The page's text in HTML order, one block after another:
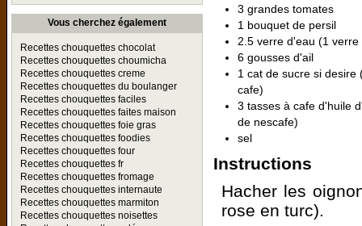
Vous cherchez également
Recettes chouquettes chocolat
Recettes chouquettes choumicha
Recettes chouquettes creme
Recettes chouquettes du boulanger
Recettes chouquettes faciles
Recettes chouquettes faites maison
Recettes chouquettes foie gras
Recettes chouquettes foodies
Recettes chouquettes four
Recettes chouquettes fr
Recettes chouquettes fromage
Recettes chouquettes internaute
Recettes chouquettes marmiton
Recettes chouquettes noisettes
3 grandes tomates
1 bouquet de persil
2.5 verre d'eau (1 verre
6 gousses d'ail
1 cat de sucre si desire
cafe)
3 tasses à cafe d'huile
de nescafe)
sel
Instructions
Hacher les
rose en turc).